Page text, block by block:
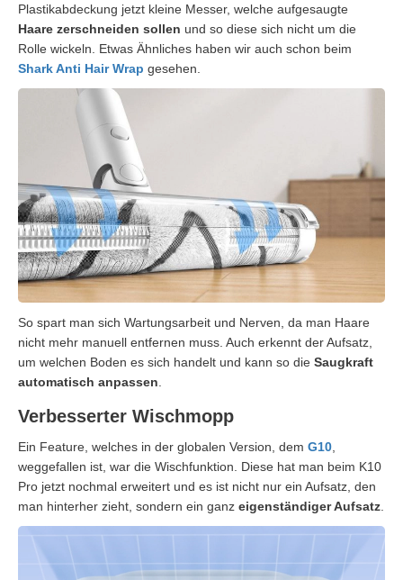
Plastikabdeckung jetzt kleine Messer, welche aufgesaugte
Haare zerschneiden sollen und so diese sich nicht um die
Rolle wickeln. Etwas Ähnliches haben wir auch schon beim
Shark Anti Hair Wrap gesehen.
So spart man sich Wartungsarbeit und Nerven, da man Haare
nicht mehr manuell entfernen muss. Auch erkennt der Aufsatz,
um welchen Boden es sich handelt und kann so die Saugkraft
automatisch anpassen
Verbesserter Wischmopp
Ein Feature, welches in der globalen Version, dem G10
weggefallen ist, war die Wischfunktion. Diese hat man beim K10
Pro jetzt nochmal erweitert und es ist nicht nur ein Aufsatz, den
man hinterher zieht, sondern ein ganz eigenständiger Aufsatz